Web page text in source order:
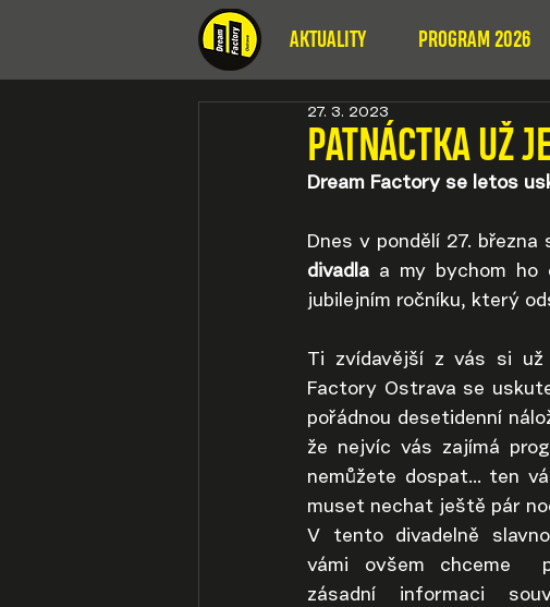
AKTUALITY PROGRAM 2026
PATNÁCTKA UŽ
27. 3. 2023
Dream Factory se letos
Dnes v pondělí 27.
divadla a my bychom ho
jubilejním ročníku, který
Ti zvídavější z vás si už
Factory Ostrava se
pořádnou desetidenní
že nejvíc vás zajímá
nemůžete dospat... ten
muset nechat ještě pár
V tento divadelně
vámi ovšem chceme
zásadní informaci